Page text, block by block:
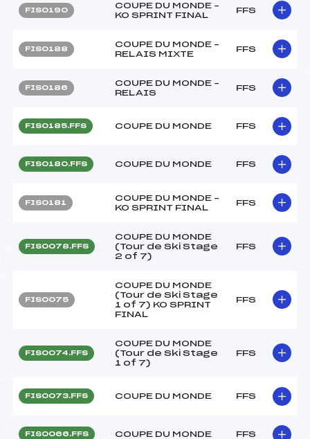
FIS0190
COUPE DU MONDE –
KO SPRINT FINAL
FFS
FIS0188
COUPE DU MONDE –
RELAIS MIXTE
FFS
FIS0186
COUPE DU MONDE –
RELAIS
FFS
FIS0185.FFS COUPE DU MONDE FFS
FIS0180.FFS COUPE DU MONDE FFS
FIS0181
COUPE DU MONDE –
KO SPRINT FINAL
FFS
FIS0078.FFS
COUPE DU MONDE
(Tour de Ski Stage
2 of 7)
FFS
FIS0075
COUPE DU MONDE
(Tour de Ski Stage
1 of 7) KO SPRINT
FINAL
FFS
FIS0074.FFS
COUPE DU MONDE
(Tour de Ski Stage
1 of 7)
FFS
FIS0073.FFS COUPE DU MONDE FFS
FIS0066.FFS COUPE DU MONDE FFS